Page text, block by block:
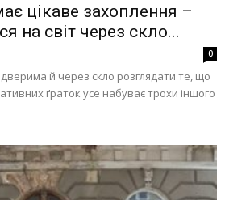
цікаве захоплення –
на світ через скло...
0
й через скло розглядати те, що
ґраток усе набуває трохи іншого